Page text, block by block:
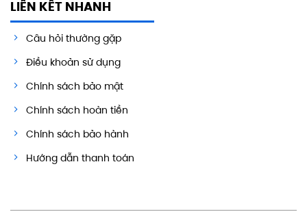
LIÊN KẾT NHANH
Câu hỏi thường gặp
Điều khoản sử dụng
Chính sách bảo mật
Chính sách hoàn tiền
Chính sách bảo hành
Hướng dẫn thanh toán